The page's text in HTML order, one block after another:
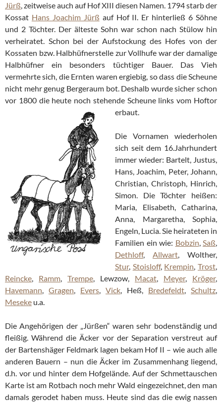
Jürß, zeitweise auch auf Hof XIII diesen Namen. 1794 starb der
Kossat Hans Joachim Jürß auf Hof II. Er hinterließ 6 Söhne
und 2 Töchter. Der älteste Sohn war schon nach Stülow hin
verheiratet. Schon bei der Aufstockung des Hofes von der
Kossaten bzw. Halbhüfnerstelle zur Vollhufe war der damalige
Halbhüfner ein besonders tüchtiger Bauer. Das Vieh
vermehrte sich, die Ernten waren ergiebig, so dass die Scheune
nicht mehr genug Bergeraum bot. Deshalb wurde sicher schon
vor 1800 die heute noch stehende Scheune links vom Hoftor
erbaut.
Die Vornamen wiederholen
sich seit dem 16.Jahrhundert
immer wieder: Bartelt, Justus,
Hans, Joachim, Peter, Johann,
Christian, Christoph, Hinrich,
Simon. Die Töchter heißen:
Maria, Elisabeth, Catharina,
Anna, Margaretha, Sophia,
Engeln, Lucia. Sie heirateten in
Familien ein wie: Bobzin, Saß,
Dethloff, Allwart, Wolther,
Stur, Stoisloff, Krempin,Trost,
Reincke, Ramm, Trempe, Lewzow, Macat, Meyer, Kröger,
Havemann, Gragen, Evers, Vick, Heß, Bredefeldt, Schultz,
Meseke u.a.
Die Angehörigen der „Jürßen“ waren sehr bodenständig und
fleißig. Während die Äcker vor der Separation verstreut auf
der Bartenshäger Feldmark lagen bekam Hof II – wie auch alle
anderen Bauern – nun die Äcker im Zusammenhang liegend,
d.h. vor und hinter dem Hofgelände. Auf der Schmettauschen
Karte ist am Rotbach noch mehr Wald eingezeichnet, den man
damals gerodet haben muss. Heute sind das die ewig nassen